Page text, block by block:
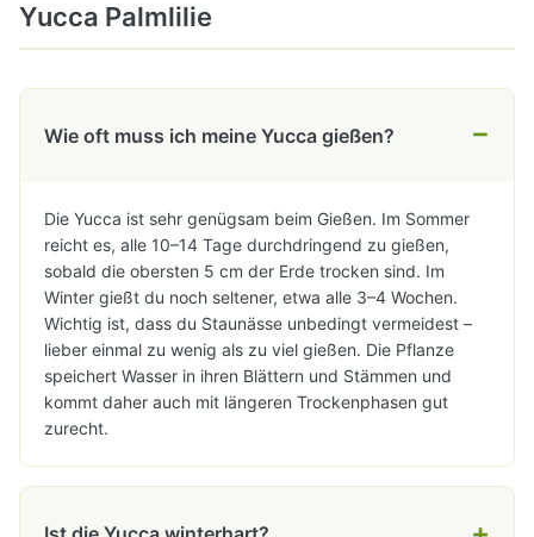
Yucca Palmlilie
Wie oft muss ich meine Yucca gießen? −
Die Yucca ist sehr genügsam beim Gießen. Im Sommer
reicht es, alle 10–14 Tage durchdringend zu gießen,
sobald die obersten 5 cm der Erde trocken sind. Im
Winter gießt du noch seltener, etwa alle 3–4 Wochen.
Wichtig ist, dass du Staunässe unbedingt vermeidest –
lieber einmal zu wenig als zu viel gießen. Die Pflanze
speichert Wasser in ihren Blättern und Stämmen und
kommt daher auch mit längeren Trockenphasen gut
zurecht.